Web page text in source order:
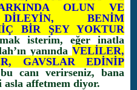
OLUN VE
BENİM
BİR ŞEY YOKTUR
isterim, eğer inatla
yanında VELİLER,
GAVSLAR EDİNİP
canı verirseniz, bana
affetmem diyor.